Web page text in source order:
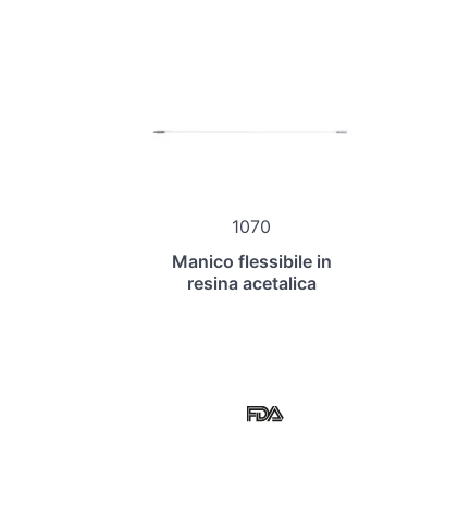
1070
Manico flessibile in
resina acetalica